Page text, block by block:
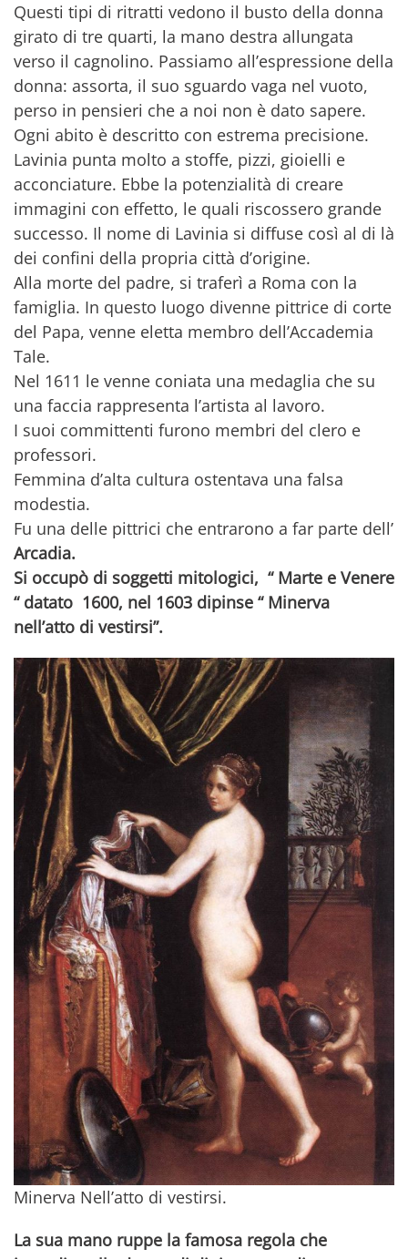
Questi tipi di ritratti vedono il busto della donna
girato di tre quarti, la mano destra allungata
verso il cagnolino. Passiamo all’espressione della
donna: assorta, il suo sguardo vaga nel vuoto,
perso in pensieri che a noi non è dato sapere.
Ogni abito è descritto con estrema precisione.
Lavinia punta molto a stoffe, pizzi, gioielli e
acconciature. Ebbe la potenzialità di creare
immagini con effetto, le quali riscossero grande
successo. Il nome di Lavinia si diffuse così al di là
dei confini della propria città d’origine.
Alla morte del padre, si traferì a Roma con la
famiglia. In questo luogo divenne pittrice di corte
del Papa, venne eletta membro dell’Accademia
Tale.
Nel 1611 le venne coniata una medaglia che su
una faccia rappresenta l’artista al lavoro.
I suoi committenti furono membri del clero e
professori.
Femmina d’alta cultura ostentava una falsa
modestia.
Fu una delle pittrici che entrarono a far parte dell’
Arcadia.
Si occupò di soggetti mitologici, “ Marte e Venere
“ datato 1600, nel 1603 dipinse “ Minerva
nell’atto di vestirsi”.
Minerva Nell’atto di vestirsi.
La sua mano ruppe la famosa regola che